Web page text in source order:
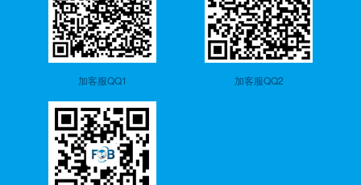
加客服QQ1 加客服QQ2